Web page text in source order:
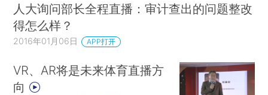
人大询问部长全程直播：审计查出的问题整改
得怎么样？
2016年01月06日 APP打开
VR、AR将是未来体育直播方
向